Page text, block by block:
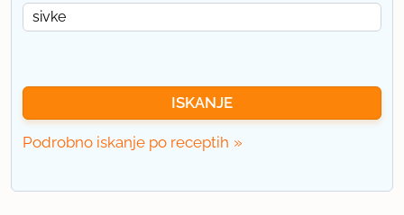
Podrobno iskanje po receptih